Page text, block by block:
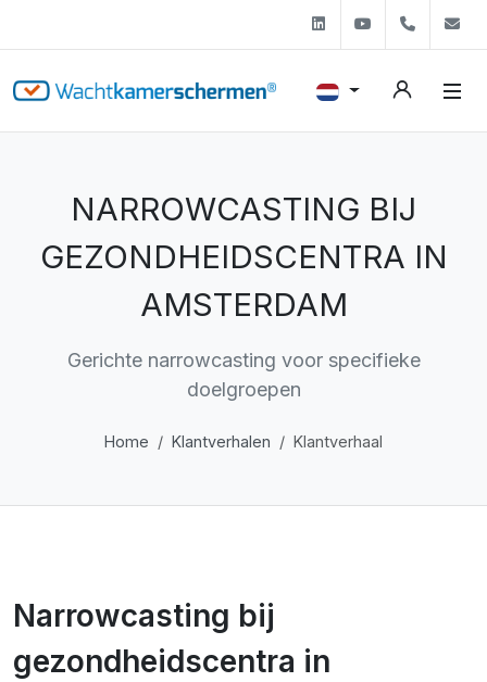
LinkedinYoutube+31
NARROWCASTING BIJ
GEZONDHEIDSCENTRA IN
AMSTERDAM
Gerichte narrowcasting voor specifieke
doelgroepen
Home Klantverhalen Klantverhaal
Narrowcasting bij
gezondheidscentra in